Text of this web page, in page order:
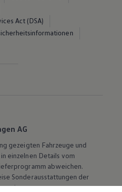
Act (DSA)
AG
gezeigten Fahrzeuge und
einzelnen Details vom
abweichen.
Sonderausstattungen der